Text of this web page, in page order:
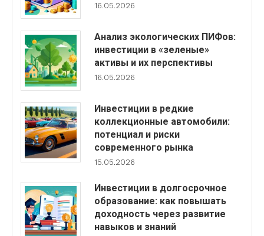
16.05.2026
Анализ экологических ПИФов:
инвестиции в «зеленые»
активы и их перспективы
16.05.2026
Инвестиции в редкие
коллекционные автомобили:
потенциал и риски
современного рынка
15.05.2026
Инвестиции в долгосрочное
образование: как повышать
доходность через развитие
навыков и знаний